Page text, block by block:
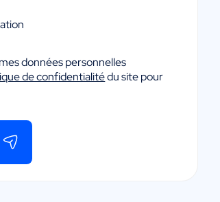
données personnelles
de confidentialitédu site pour